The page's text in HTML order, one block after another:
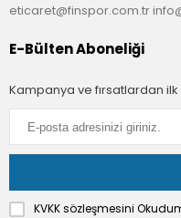
eticaret@finspor.com.tr
E-Bülten Aboneliği
Kampanya ve fırsatlardan
KVKK sözleşmesini